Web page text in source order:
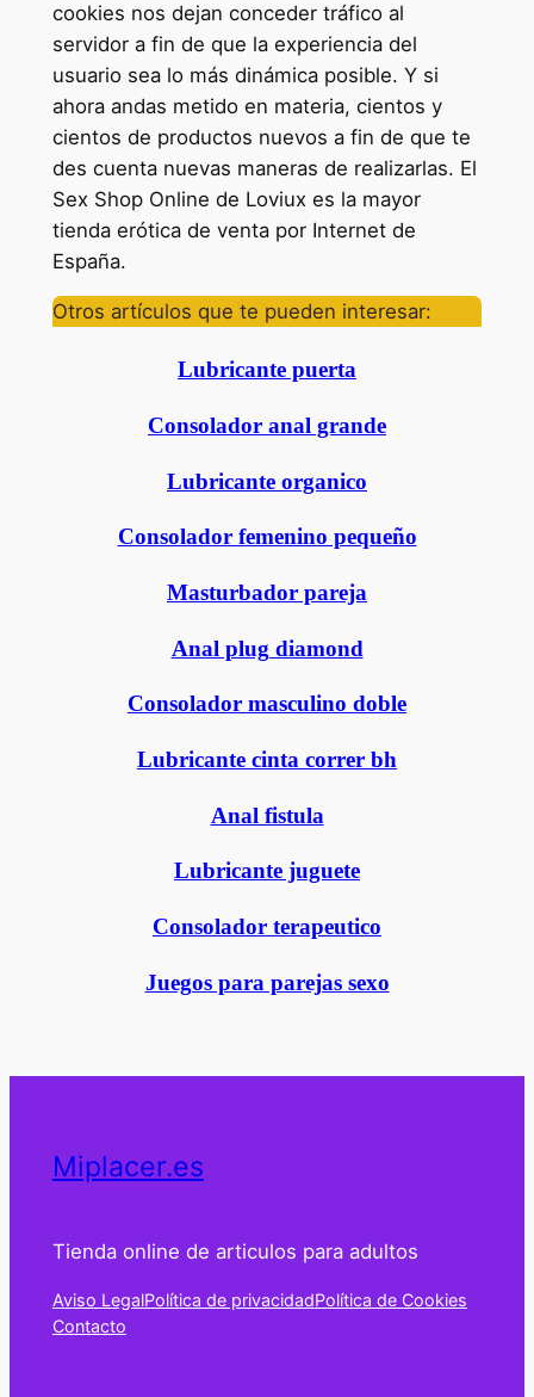
cookies nos dejan conceder tráfico al
servidor a fin de que la experiencia del
usuario sea lo más dinámica posible. Y si
ahora andas metido en materia, cientos y
cientos de productos nuevos a fin de que te
des cuenta nuevas maneras de realizarlas. El
Sex Shop Online de Loviux es la mayor
tienda erótica de venta por Internet de
España.
Otros artículos que te pueden interesar:
Lubricante puerta
Consolador anal grande
Lubricante organico
Consolador femenino pequeño
Masturbador pareja
Anal plug diamond
Consolador masculino doble
Lubricante cinta correr bh
Anal fistula
Lubricante juguete
Consolador terapeutico
Juegos para parejas sexo
Miplacer.es
Tienda online de articulos para adultos
Aviso LegalPolítica de privacidadPolítica de Cookies
Contacto